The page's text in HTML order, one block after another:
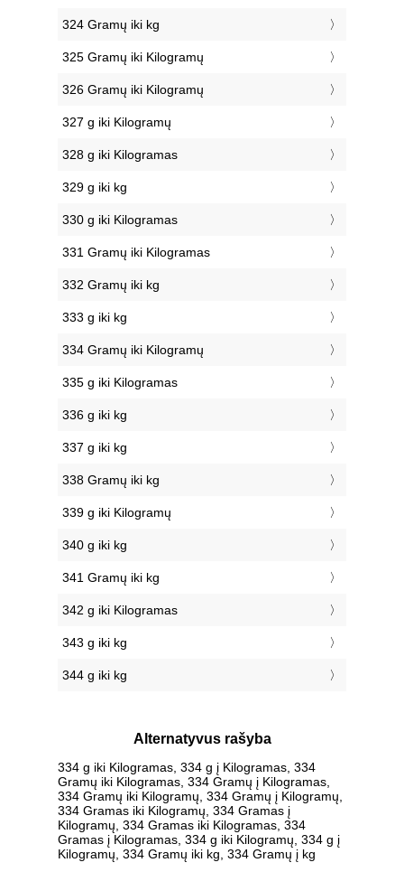
324 Gramų iki kg
325 Gramų iki Kilogramų
326 Gramų iki Kilogramų
327 g iki Kilogramų
328 g iki Kilogramas
329 g iki kg
330 g iki Kilogramas
331 Gramų iki Kilogramas
332 Gramų iki kg
333 g iki kg
334 Gramų iki Kilogramų
335 g iki Kilogramas
336 g iki kg
337 g iki kg
338 Gramų iki kg
339 g iki Kilogramų
340 g iki kg
341 Gramų iki kg
342 g iki Kilogramas
343 g iki kg
344 g iki kg
Alternatyvus rašyba
334 g iki Kilogramas, 334 g į Kilogramas, 334
Gramų iki Kilogramas, 334 Gramų į Kilogramas,
334 Gramų iki Kilogramų, 334 Gramų į Kilogramų,
334 Gramas iki Kilogramų, 334 Gramas į
Kilogramų, 334 Gramas iki Kilogramas, 334
Gramas į Kilogramas, 334 g iki Kilogramų, 334 g į
Kilogramų, 334 Gramų iki kg, 334 Gramų į kg